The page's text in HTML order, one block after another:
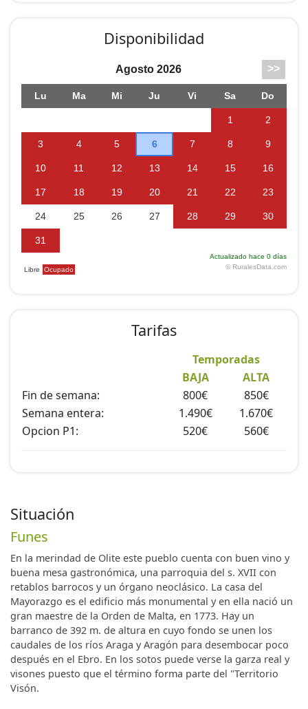
Disponibilidad
Situación
Funes
En la merindad de Olite este pueblo cuenta con buen vino y
buena mesa gastronómica, una parroquia del s. XVII con
retablos barrocos y un órgano neoclásico. La casa del
Mayorazgo es el edificio más monumental y en ella nació un
gran maestre de la Orden de Malta, en 1773. Hay un
barranco de 392 m. de altura en cuyo fondo se unen los
caudales de los ríos Araga y Aragón para desembocar poco
después en el Ebro. En los sotos puede verse la garza real y
visones puesto que el término forma parte del "Territorio
Visón.
Tarifas
Temporadas
BAJA
ALTA
Fin de semana:
800€
850€
Semana entera:
1.490€
1.670€
Opcion P1:
520€ 560€